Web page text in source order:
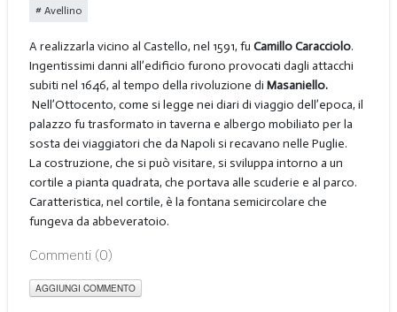
Avellino
A realizzarla vicino al Castello, nel 1591, fu Camillo Caracciolo.
Ingentissimi danni all’edificio furono provocati dagli attacchi
subiti nel 1646, al tempo della rivoluzione di Masaniello.
Nell’Ottocento, come si legge nei diari di viaggio dell’epoca, il
palazzo fu trasformato in taverna e albergo mobiliato per la
sosta dei viaggiatori che da Napoli si recavano nelle Puglie.
La costruzione, che si può visitare, si sviluppa intorno a un
cortile a pianta quadrata, che portava alle scuderie e al parco.
Caratteristica, nel cortile, è la fontana semicircolare che
fungeva da abbeveratoio.
Commenti (0)
AGGIUNGI COMMENTO